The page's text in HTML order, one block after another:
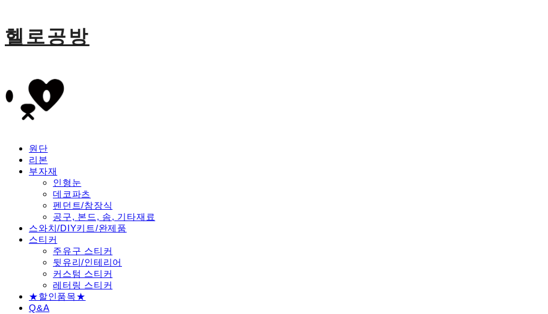
헬로공방
원단
리본
부자재
인형눈
데코파츠
펜던트/참장식
공구, 본드, 솜, 기타재료
스와치/DIY키트/완제품
스티커
주유구 스티커
뒷유리/인테리어
커스텀 스티커
레터링 스티커
★할인품목★
Q&A